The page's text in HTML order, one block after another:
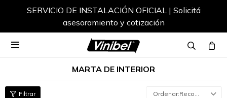
SERVICIO DE INSTALACIÓN OFICIAL | Solicitá
asesoramiento y cotización

MARTA DE INTERIOR
Recomendados